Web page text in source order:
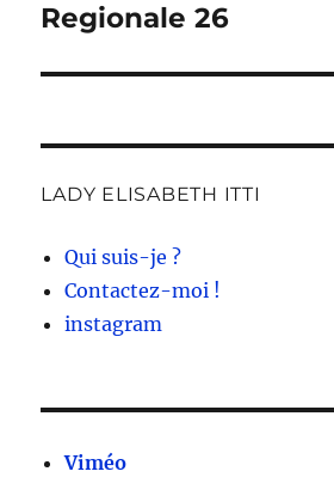
suivante :
Regionale 26
LADY ELISABETH ITTI
Qui suis-je ?
Contactez-moi !
instagram
Viméo